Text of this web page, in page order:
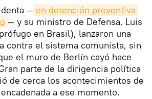
— en detención preventiva
— y su ministro de Defensa, Luis
en Brasil), lanzaron una
contra el sistema comunista, sin
el muro de Berlín cayó hace
parte de la dirigencia política
de cerca los acontecimientos de
a ese momento.